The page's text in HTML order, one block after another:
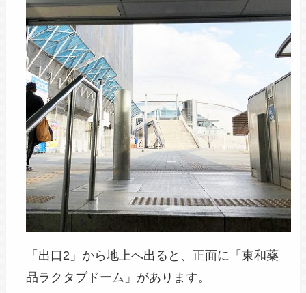
「出口2」から地上へ出ると、正面に「東和薬
品ラクタブドーム」があります。